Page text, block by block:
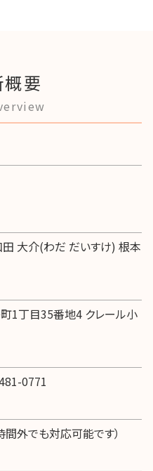
要
大介(わだ だいすけ) 根本
1丁目35番地4 クレール小
0771
外でも対応可能です）